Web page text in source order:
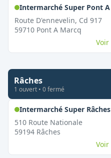
Intermarché Super Pont
Route D'ennevelin, Cd 917
59710 Pont A Marcq
Râches
1 ouvert • 0fermé
Intermarché Super Râches,
510 Route Nationale
59194 Râches